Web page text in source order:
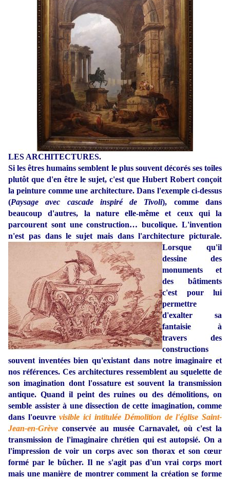
LES ARCHITECTURES.
Si les êtres humains semblent le plus souvent décorés ses toiles
plutôt que d'en être le sujet, c'est que Hubert Robert conçoit
la peinture comme une architecture. Dans l'exemple ci-dessus
(Paysage avec cascade inspiré de Tivoli), comme dans
beaucoup d'autres, la nature elle-même et ceux qui la
parcourent sont une construction… bucolique. L'invention
n'est pas dans le sujet mais dans l'architecture picturale.
Lorsque qu'il
dessine des
monuments et
des bâtiments
c'est pour lui
permettre
d'exalter sa
fantaisie à
travers des
constructions
souvent inventées bien qu'existant dans notre imaginaire et
nos références. Ces architectures ressemblent au squelette de
son imagination dont l'ossature est souvent la transmission
antique. Quand il peint des ruines ou des démolitions, on
semble assister à une dissection de cette imagination, comme
dans l'oeuvrevisible ici intitulée Démolition de l'église Saint-
Jean-en-Grève conservée au musée Carnavalet, où c'est la
transmission de l'imaginaire chrétien qui est autopsié. On a
l'impression de voir un corps avec son thorax et son cœur
formé par le bûcher. Il ne s'agit pas d'un vrai corps mort
mais une manière de montrer comment la création se forme